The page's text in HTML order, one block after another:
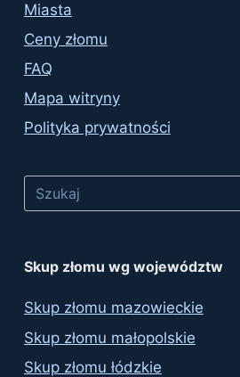
Miasta
Ceny złomu
FAQ
Mapa witryny
Polityka prywatności
Skup złomu wg województw
Skup złomu mazowieckie
Skup złomu małopolskie
Skup złomu łódzkie